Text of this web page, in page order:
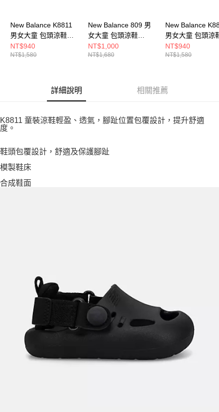
New Balance K8811
男女大童 包頭涼鞋
SYCLGC1-M
NT$940
NT$1,580
New Balance 809 男
女大童 包頭涼鞋
SY809E1-M
NT$1,000
NT$1,680
New Balance
男女大童 包頭涼
SYCLGB1-M
NT$940
NT$1,580
詳細說明 相關推薦
K8811 童裝涼鞋輕盈、透氣，腳趾位置包覆設計，提升舒適
度。
鞋頭包覆設計，舒適及保護腳趾
模製鞋床
合成鞋面